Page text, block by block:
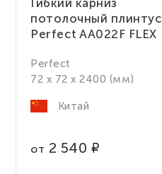
Гибкий карниз
потолочный плинтус
Perfect AA022F FLEX
Perfect
72 x 72 x 2400 (мм)
Китай
от 2 540